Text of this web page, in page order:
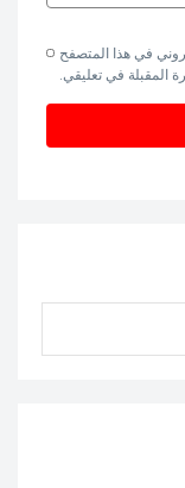
في هذا المتصفح
المقبلة في تعليقي.